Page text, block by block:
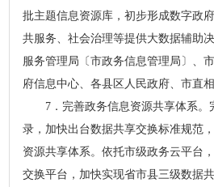
批主题信息资源库，初步形成数字政
共服务、社会治理等提供大数据辅助
服务管理局〔市政务信息管理局〕、
府信息中心、各县区人民政府、市直
7．完善政务信息资源共享体系。
录，加快出台数据共享交换标准规范
资源共享体系。依托市级政务云平台
交换平台，加快实现省市县三级数据